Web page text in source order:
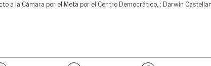
a la Cámara por el Meta por el Centro Democrático, : Darwin